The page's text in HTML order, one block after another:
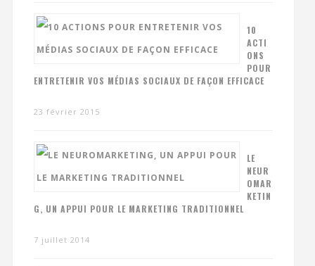
10
ACTI
ONS
POUR
ENTRETENIR VOS MÉDIAS SOCIAUX DE FAÇON EFFICACE
23 février 2015
LE
NEUR
OMAR
KETIN
G, UN APPUI POUR LE MARKETING TRADITIONNEL
7 juillet 2014